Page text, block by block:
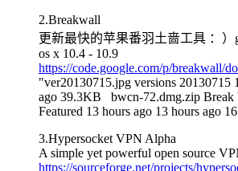
2.Breakwall
更新最快的苹果番羽土啬工具 ：）
os x 10.4 - 10.9
https://code.google.com/p/breakwall/
"ver20130715.jpg versions 20130715
ago 39.3KB bwcn-72.dmg.zip Break
Featured 13 hours ago 13 hours ago
3.Hypersocket VPN Alpha
A simple yet powerful open source
https://sourceforge.net/projects/